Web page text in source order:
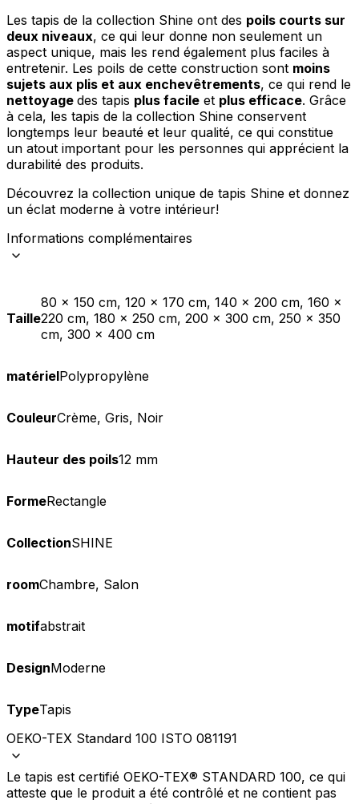
Les tapis de la collection Shine ont des poils courts sur
deux niveaux, ce qui leur donne non seulement un
aspect unique, mais les rend également plus faciles à
entretenir. Les poils de cette construction sont moins
sujets aux plis et aux enchevêtrements, ce qui rend le
nettoyage des tapis plus facile et plus efficace. Grâce
à cela, les tapis de la collection Shine conservent
longtemps leur beauté et leur qualité, ce qui constitue
un atout important pour les personnes qui apprécient la
durabilité des produits.
Découvrez la collection unique de tapis Shine et donnez
un éclat moderne à votre intérieur!
Informations complémentaires
Taille
80 x 150 cm, 120 x 170 cm, 140 x 200 cm, 160 x
220 cm, 180 x 250 cm, 200 x 300 cm, 250 x 350
cm, 300 x 400 cm
matérielPolypropylène
CouleurCrème, Gris, Noir
Hauteur des poils12 mm
FormeRectangle
CollectionSHINE
roomChambre, Salon
motifabstrait
DesignModerne
TypeTapis
OEKO-TEX Standard 100 ISTO 081191
Le tapis est certifié OEKO-TEX® STANDARD 100, ce qui
atteste que le produit a été contrôlé et ne contient pas